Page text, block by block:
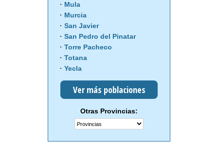
Mula
Murcia
San Javier
San Pedro del Pinatar
Torre Pacheco
Totana
Yecla
Ver más poblaciones
Otras Provincias: